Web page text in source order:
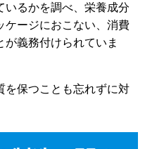
いるかを調べ、栄養成分
ケージにおこない、消費
義務付けられていま
を保つことも忘れずに対